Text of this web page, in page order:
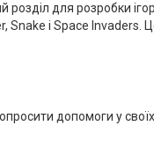
розділ для розробки
Snake і Space Invaders.
допомоги у